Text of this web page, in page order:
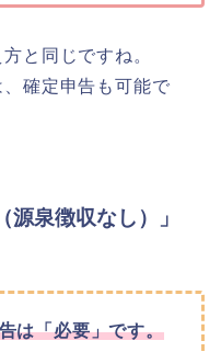
と同じですね。
確定申告も可能で
源泉徴収なし）」
は「必要」です。